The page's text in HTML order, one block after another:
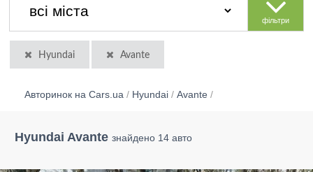
фільтри
Hyundai Avante
Авторинок на Cars.ua / Hyundai / Avante /
Hyundai Avante знайдено 14 авто